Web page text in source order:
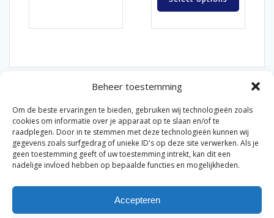
Beheer toestemming
Om de beste ervaringen te bieden, gebruiken wij technologieën zoals
cookies om informatie over je apparaat op te slaan en/of te
raadplegen. Door in te stemmen met deze technologieën kunnen wij
gegevens zoals surfgedrag of unieke ID's op deze site verwerken. Als je
geen toestemming geeft of uw toestemming intrekt, kan dit een
nadelige invloed hebben op bepaalde functies en mogelijkheden.
Accepteren
© 2026 Van der Bel Las en Radiateurenbedrijf.
Privacyverklaring|Cookiebeleid|Retourbeleid|
Algemene voorwaarden voor consumenten